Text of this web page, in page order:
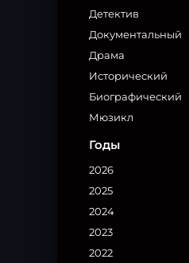
Детектив
Документальный
Драма
Исторический
Биографический
Мюзикл
Годы
2026
2025
2024
2023
2022